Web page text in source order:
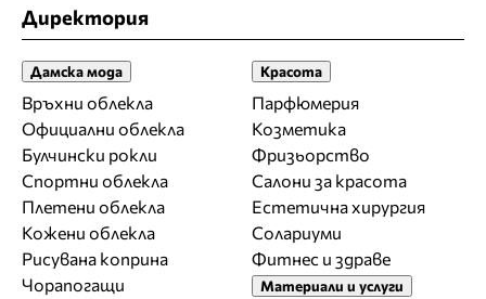
Директория
Дамска мода
Връхни облекла
Официални облекла
Булчински рокли
Спортни облекла
Плетени облекла
Кожени облекла
Рисувана коприна
Чорапогащи
Красота
Парфюмерия
Козметика
Фризьорство
Салони за красота
Естетична хирургия
Солариуми
Фитнес и здраве
Материали и услуги